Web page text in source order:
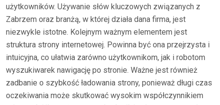
użytkowników. Używanie słów kluczowych związanych z
Zabrzem oraz branżą, w której działa dana firma, jest
niezwykle istotne. Kolejnym ważnym elementem jest
struktura strony internetowej. Powinna być ona przejrzysta i
intuicyjna, co ułatwia zarówno użytkownikom, jak i robotom
wyszukiwarek nawigację po stronie. Ważne jest również
zadbanie o szybkość ładowania strony, ponieważ długi czas
oczekiwania może skutkować wysokim współczynnikiem